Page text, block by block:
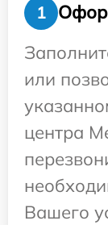
1
или
центра
Вашего